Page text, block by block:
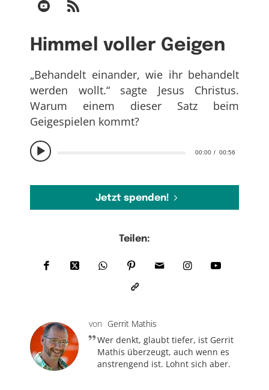
Himmel voller Geigen
00:00 00:56
„Behandelt einander, wie ihr behandelt
werden wollt.“ sagte Jesus Christus.
Warum einem dieser Satz beim
Geigespielen kommt?
Jetzt spenden!
Teilen:
von Gerrit Mathis
Wer denkt, glaubt tiefer, ist Gerrit
Mathis überzeugt, auch wenn es
anstrengend ist. Lohnt sich aber.